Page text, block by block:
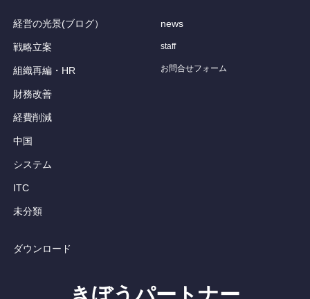
経営の光景(ブログ）
戦略立案
組織再編・HR
財務改善
経費削減
中国
システム
ITC
未分類
news
staff
お問合せフォーム
ダウンロード
きぼうパートナー